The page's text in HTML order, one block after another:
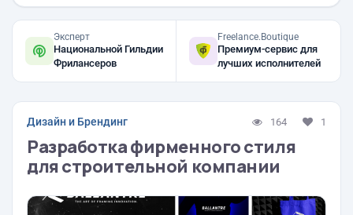
Эксперт
Национальной Гильдии
Фрилансеров
Freelance.Boutique
Премиум-сервис для
лучших исполнителей
Дизайн и Брендинг 164 1
Разработка фирменного стиля
для строительной компании